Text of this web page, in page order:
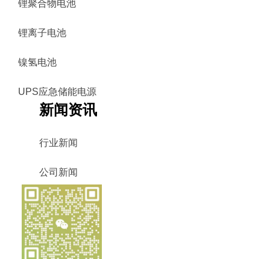
锂聚合物电池
锂离子电池
镍氢电池
UPS应急储能电源
新闻资讯
行业新闻
公司新闻